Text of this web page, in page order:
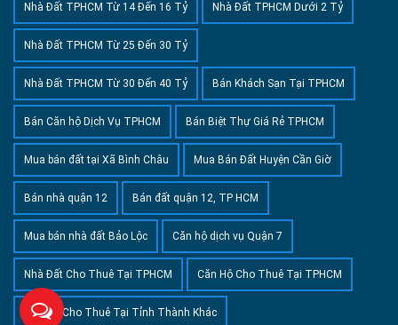
Nhà Đất TPHCM Từ 14 Đến 16 Tỷ Nhà Đất TPHCM Dưới 2 Tỷ
Nhà Đất TPHCM Từ 25 Đến 30 Tỷ
Nhà Đất TPHCM Từ 30 Đến 40 Tỷ Bán Khách Sạn Tại TPHCM
Bán Căn hộ Dịch Vụ TPHCM Bán Biệt Thự Giá Rẻ TPHCM
Mua bán đất tại Xã Bình Châu Mua Bán Đất Huyện Cần Giờ
Bán nhà quận 12 Bán đất quận 12, TP HCM
Mua bán nhà đất Bảo Lộc Căn hộ dịch vụ Quận 7
Nhà Đất Cho Thuê Tại TPHCM Căn Hộ Cho Thuê Tại TPHCM
Căn Hộ Cho Thuê Tại Tỉnh Thành Khác